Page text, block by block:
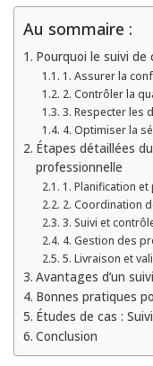
Au sommaire :
Pourquoi le suivi
1. Assurer la
2. Contrôler la
3. Respecter les
4. Optimiser la
Étapes détaillées
professionnelle
1. Planification
2. Coordination
3. Suivi et
4. Gestion des
5. Livraison et
Avantages d’un
Bonnes pratiques
Études de cas :
Conclusion